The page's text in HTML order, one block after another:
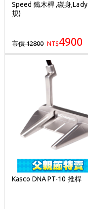
Speed 鐵木桿 ,碳身
規)
市價 12800 NT$4900
Kasco DNA PT-10 推桿